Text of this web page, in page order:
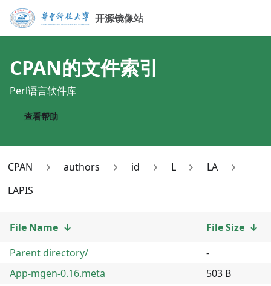
开源镜像站
CPAN的文件索引
Perl语言软件库
查看帮助
CPAN authors id L
LA
LAPIS
File Name ↓ File Size ↓
Parent directory/
-
App-mgen-0.16.meta
503 B